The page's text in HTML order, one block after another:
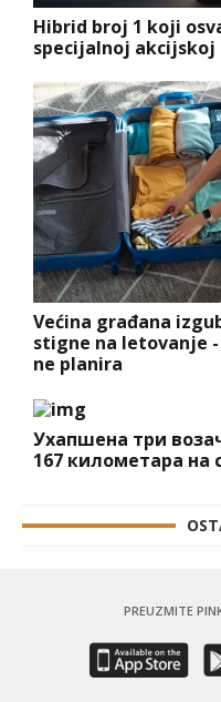
Hibrid broj 1 koji
specijalnoj akcijskoj
Većina građana
stigne na letovanje
ne planira
Ухапшена три
167 километара на
PREUZMITE